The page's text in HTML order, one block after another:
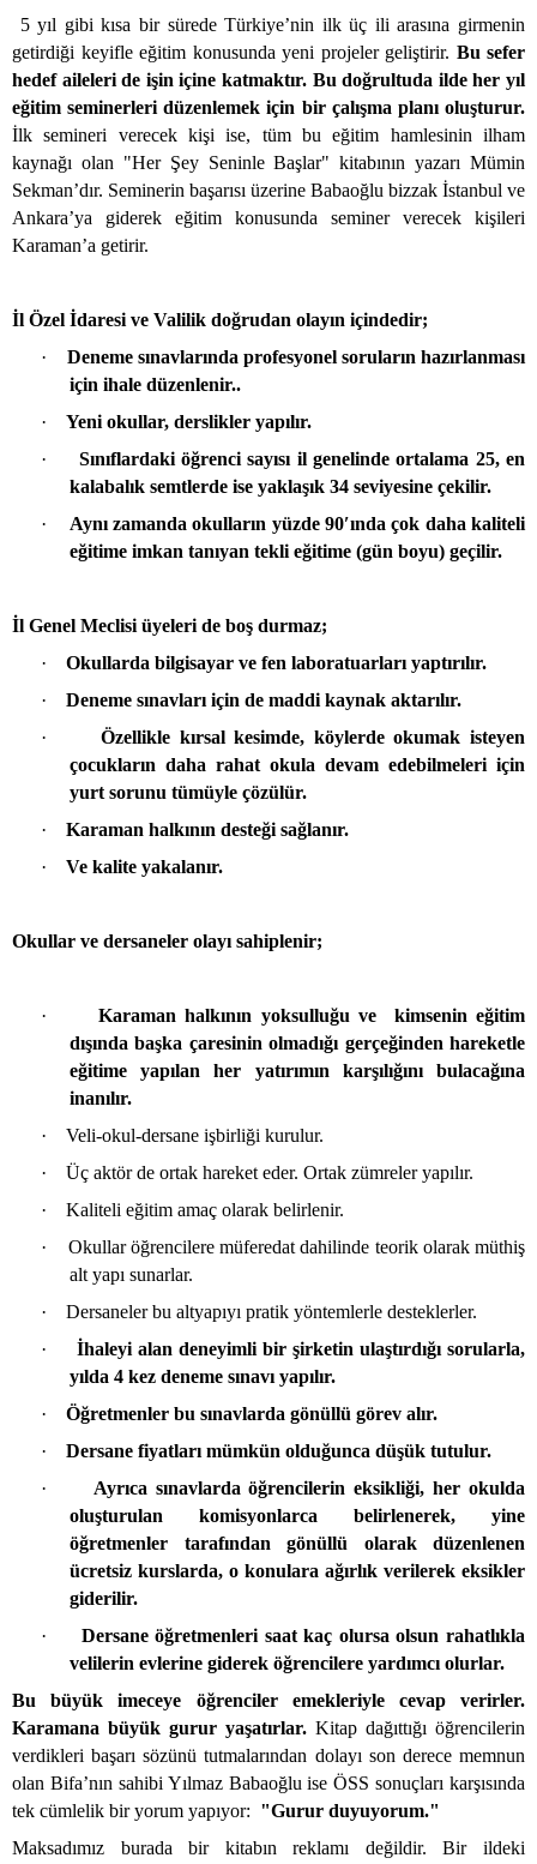
5 yıl gibi kısa bir sürede Türkiye’nin ilk üç ili arasına girmenin
getirdiği keyifle eğitim konusunda yeni projeler geliştirir. Bu sefer
hedef aileleri de işin içine katmaktır. Bu doğrultuda ilde her yıl
eğitim seminerleri düzenlemek için bir çalışma planı oluşturur.
İlk semineri verecek kişi ise, tüm bu eğitim hamlesinin ilham
kaynağı olan "Her Şey Seninle Başlar" kitabının yazarı Mümin
Sekman’dır. Seminerin başarısı üzerine Babaoğlu bizzak İstanbul ve
Ankara’ya giderek eğitim konusunda seminer verecek kişileri
Karaman’a getirir.
İl Özel İdaresi ve Valilik doğrudan olayın içindedir;
·
Deneme sınavlarında profesyonel soruların hazırlanması
için ihale düzenlenir..
·
Yeni okullar, derslikler yapılır.
·
Sınıflardaki öğrenci sayısı il genelinde ortalama 25, en
kalabalık semtlerde ise yaklaşık 34 seviyesine çekilir.
·
Aynı zamanda okulların yüzde 90′ında çok daha kaliteli
eğitime imkan tanıyan tekli eğitime (gün boyu) geçilir.
İl Genel Meclisi üyeleri de boş durmaz;
·
Okullarda bilgisayar ve fen laboratuarları yaptırılır.
·
Deneme sınavları için de maddi kaynak aktarılır.
·
Özellikle kırsal kesimde, köylerde okumak isteyen
çocukların daha rahat okula devam edebilmeleri için
yurt sorunu tümüyle çözülür.
·
Karaman halkının desteği sağlanır.
·
Ve kalite yakalanır.
Okullar ve dersaneler olayı sahiplenir;
· Karaman halkının yoksulluğu ve
kimsenin eğitim
dışında başka çaresinin olmadığı gerçeğinden hareketle
eğitime yapılan her yatırımın karşılığını bulacağına
inanılır.
·
Veli-okul-dersane işbirliği kurulur.
·
Üç aktör de ortak hareket eder. Ortak zümreler yapılır.
·
Kaliteli eğitim amaç olarak belirlenir.
·
Okullar öğrencilere müferedat dahilinde teorik olarak müthiş
alt yapı sunarlar.
·
Dersaneler bu altyapıyı pratik yöntemlerle desteklerler.
·
İhaleyi alan deneyimli bir şirketin ulaştırdığı sorularla,
yılda 4 kez deneme sınavı yapılır.
·
Öğretmenler bu sınavlarda gönüllü görev alır.
·
Dersane fiyatları mümkün olduğunca düşük tutulur.
·
Ayrıca sınavlarda öğrencilerin eksikliği, her okulda
oluşturulan komisyonlarca belirlenerek, yine
öğretmenler tarafından gönüllü olarak düzenlenen
ücretsiz kurslarda, o konulara ağırlık verilerek eksikler
giderilir.
·
Dersane öğretmenleri saat kaç olursa olsun rahatlıkla
velilerin evlerine giderek öğrencilere yardımcı olurlar.
Bu büyük imeceye öğrenciler emekleriyle cevap verirler.
Karamana büyük gurur yaşatırlar. Kitap dağıttığı öğrencilerin
verdikleri başarı sözünü tutmalarından dolayı son derece memnun
olan Bifa’nın sahibi Yılmaz Babaoğlu ise ÖSS sonuçları karşısında
tek cümlelik bir yorum yapıyor: "Gurur duyuyorum."
Maksadımız burada bir kitabın reklamı değildir. Bir ildeki